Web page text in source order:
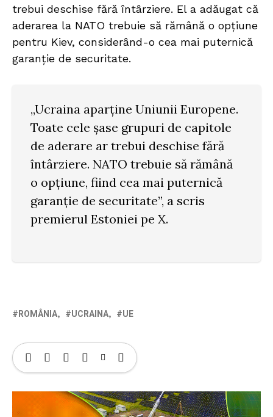
trebui deschise fără întârziere. El a adăugat că
aderarea la NATO trebuie să rămână o opțiune
pentru Kiev, considerând-o cea mai puternică
garanție de securitate.
„Ucraina aparține Uniunii Europene.
Toate cele șase grupuri de capitole
de aderare ar trebui deschise fără
întârziere. NATO trebuie să rămână
o opțiune, fiind cea mai puternică
garanție de securitate”, a scris
premierul Estoniei pe X.
ROMÂNIA UCRAINA UE